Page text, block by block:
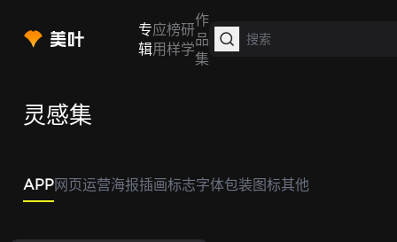
专
辑
应
用
榜
样
研
学
作
品
集
灵感集
APP网页运营海报插画标志字体包装图标其他